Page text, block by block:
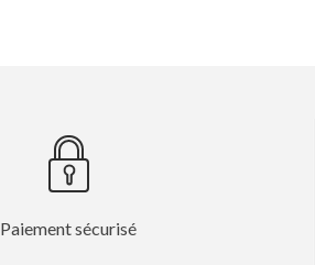
Paiement sécurisé